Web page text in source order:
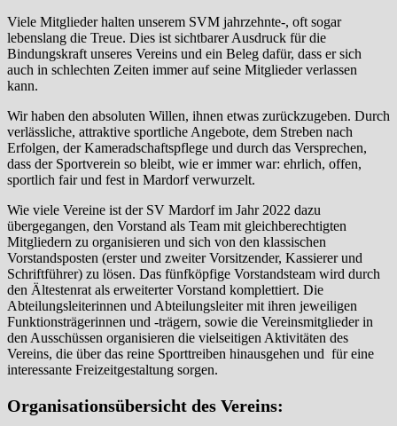
Viele Mitglieder halten unserem SVM jahrzehnte-, oft sogar
lebenslang die Treue. Dies ist sichtbarer Ausdruck für die
Bindungskraft unseres Vereins und ein Beleg dafür, dass er sich
auch in schlechten Zeiten immer auf seine Mitglieder verlassen
kann.
Wir haben den absoluten Willen, ihnen etwas zurückzugeben. Durch
verlässliche, attraktive sportliche Angebote, dem Streben nach
Erfolgen, der Kameradschaftspflege und durch das Versprechen,
dass der Sportverein so bleibt, wie er immer war: ehrlich, offen,
sportlich fair und fest in Mardorf verwurzelt.
Wie viele Vereine ist der SV Mardorf im Jahr 2022 dazu
übergegangen, den Vorstand als Team mit gleichberechtigten
Mitgliedern zu organisieren und sich von den klassischen
Vorstandsposten (erster und zweiter Vorsitzender, Kassierer und
Schriftführer) zu lösen. Das fünfköpfige Vorstandsteam wird durch
den Ältestenrat als erweiterter Vorstand komplettiert. Die
Abteilungsleiterinnen und Abteilungsleiter mit ihren jeweiligen
Funktionsträgerinnen und -trägern, sowie die Vereinsmitglieder in
den Ausschüssen organisieren die vielseitigen Aktivitäten des
Vereins, die über das reine Sporttreiben hinausgehen und für eine
interessante Freizeitgestaltung sorgen.
Organisationsübersicht des Vereins: